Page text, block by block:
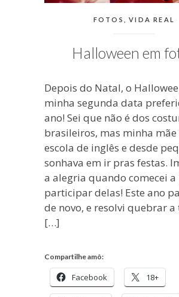
CATEGORIAS:
FOTOS ,VIDA REAL
Halloween em
Depois do Natal, o
minha segunda data
ano! Sei que não é dos
brasileiros, mas minha
escola de inglês e desde
sonhava em ir pras festas.
a alegria quando comecei
participar delas! Este ano
de novo, e resolvi quebrar
[…]
Compartilhe amô:
Facebook 18+